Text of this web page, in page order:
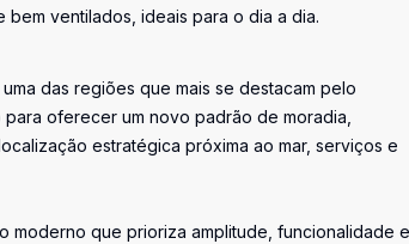
ventilados, ideais para o dia a dia.
das regiões que mais se destacam pelo
oferecer um novo padrão de moradia,
estratégica próxima ao mar, serviços e
moderno que prioriza amplitude, funcionalidade e